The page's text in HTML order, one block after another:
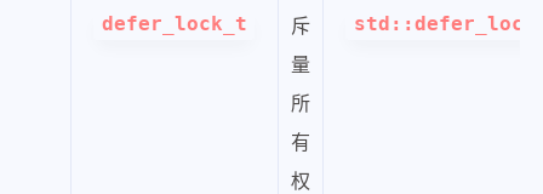
defer_lock_t
斥
量
所
有
权
std::defer_lock